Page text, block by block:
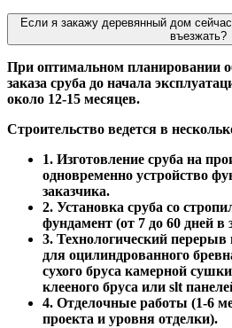
Если я закажу деревянный дом
въезжать?
При оптимальном планировании
заказа сруба до начала
около 12-15 месяцев.
Строительство ведется в
1. Изготовление сруба на
одновременно устройство
заказчика.
2. Установка сруба со
фундамент (от 7 до 60 дней в
3. Технологический перерыв
для оцилиндрованного
сухого бруса камерной
клееного бруса или slt
4. Отделочные работы (1-6
проекта и уровня отделки).